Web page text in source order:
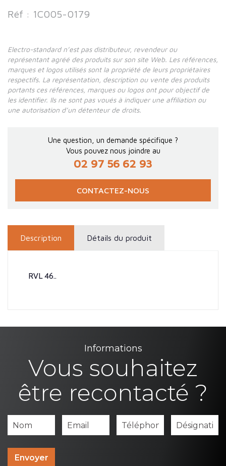
Réf : 1C005-0179
Electro-standard n’est pas distributeur, revendeur ou
représentant agréé des produits sur son site Web. Les références,
marques et logos utilisés sont la propriété de leurs propriétaires
respectifs. La représentation, description ou vente des produits
portants ces références, marques ou logos ont pour objectif de
les identifier. Ils ne sont pas voués à indiquer une affiliation ou
une autorisation d’un détenteur de droits.
Une question, un demande spécifique ?
Vous pouvez nous joindre au
02 97 56 62 93
CONTACTEZ-NOUS
Description Détails du produit
RVL 46..
Informations
Vous souhaitez
être recontacté ?
Envoyer